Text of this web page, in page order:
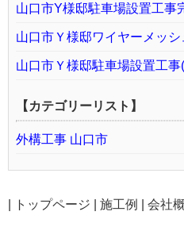
山口市Y様邸駐車場設置工事
山口市Ｙ様邸ワイヤーメッ
山口市Ｙ様邸駐車場設置工事
【カテゴリーリスト】
外構工事 山口市
トップページ 施工例 会社